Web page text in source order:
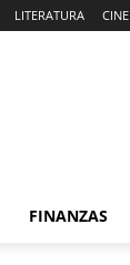
LITERATURA CINE
FINANZAS